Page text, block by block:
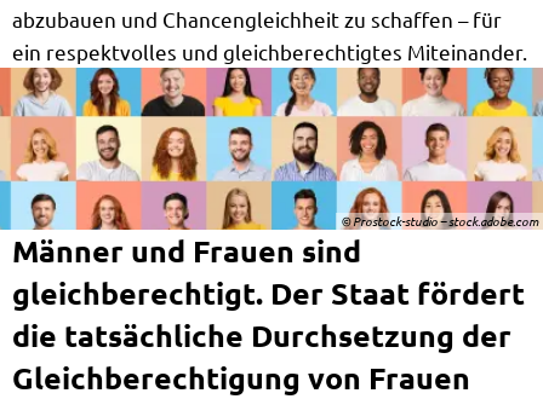
abzubauen und Chancengleichheit zu schaffen – für
ein respektvolles und gleichberechtigtes Miteinander.
© Prostock-studio – stock.adobe.com
Männer und Frauen sind
gleichberechtigt. Der Staat fördert
die tatsächliche Durchsetzung der
Gleichberechtigung von Frauen